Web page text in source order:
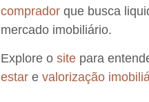
comprador que busca
mercado imobiliário.
Explore o site para
estar e valorização